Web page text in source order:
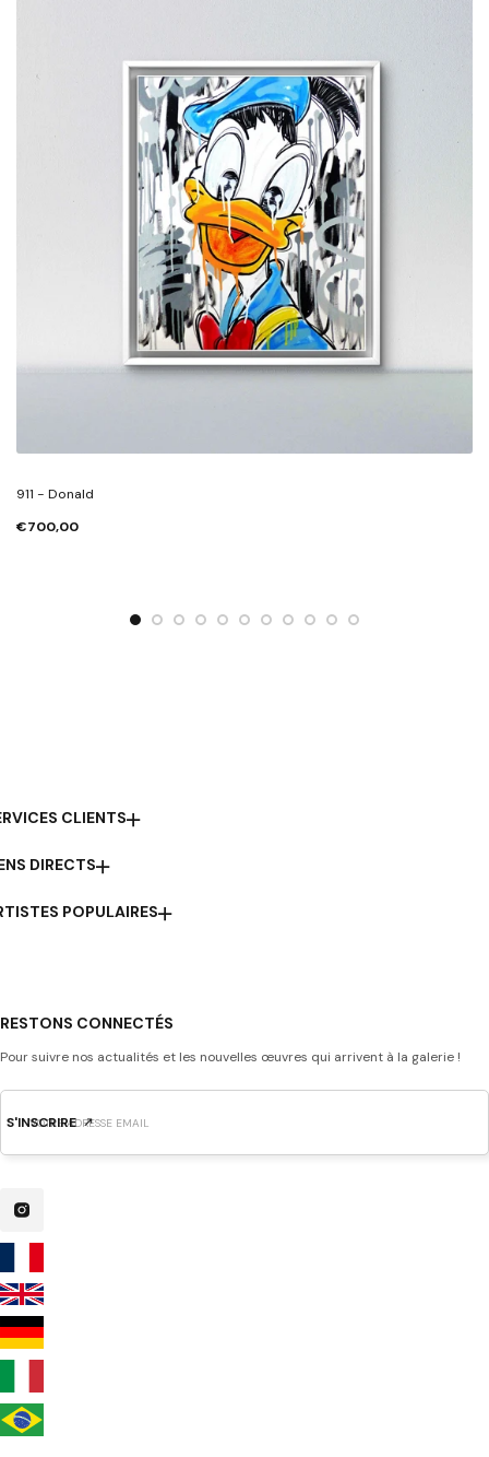
911 - Donald
€700,00
CLIENTS
DIRECTS
POPULAIRES
RESTONS CONNECTÉS
Pour suivre nos actualités et les nouvelles œuvres qui arrivent à la galerie !
S'INSCRIRE